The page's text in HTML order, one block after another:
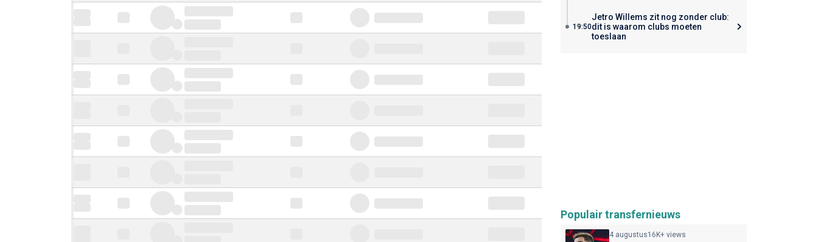
19:50
Jetro Willems zit nog zonder club:
dit is waarom clubs moeten
toeslaan
Populair transfernieuws
4 augustus16K+ views